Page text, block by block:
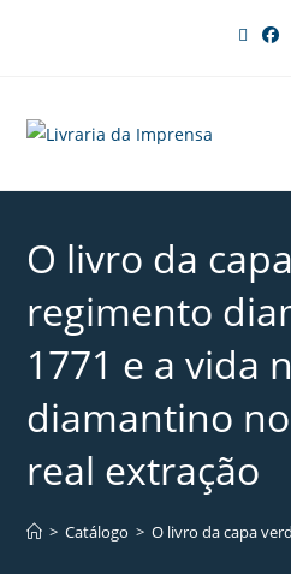
O livro da
regimento
1771 e a vida
diamantino
real extração
> Catálogo > O livro da capa